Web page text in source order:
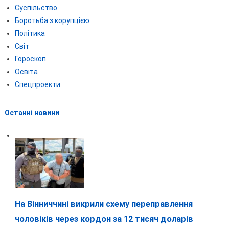
Суспільство
Боротьба з корупцією
Політика
Світ
Гороскоп
Освіта
Спецпроекти
Останні новини
На Вінниччині викрили схему переправлення
чоловіків через кордон за 12 тисяч доларів